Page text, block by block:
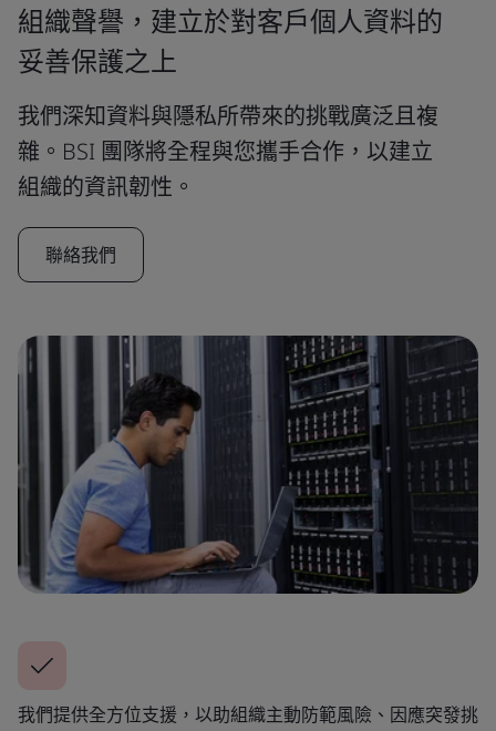
組織聲譽，建立於對客戶個人資料的
妥善保護之上
我們深知資料與隱私所帶來的挑戰廣泛且複
雜。BSI 團隊將全程與您攜手合作，以建立
組織的資訊韌性。
聯絡我們
我們提供全方位支援，以助組織主動防範風險、因應突發挑